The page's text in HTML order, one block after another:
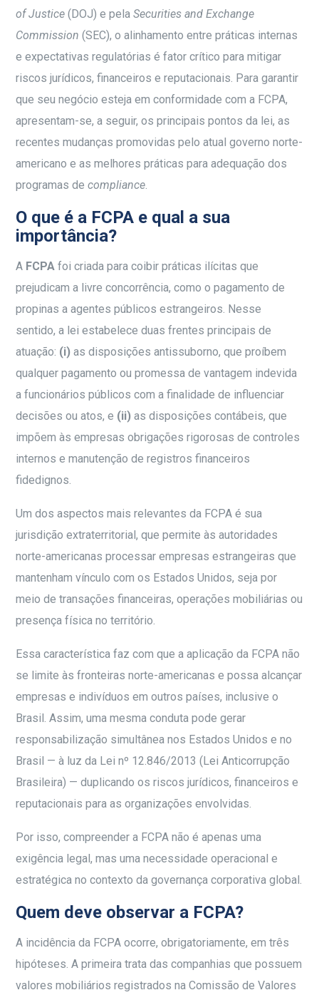
of Justice (DOJ) e pelaSecurities and Exchange
Commission (SEC), o alinhamento entre práticas internas
e expectativas regulatórias é fator crítico para mitigar
riscos jurídicos, financeiros e reputacionais. Para garantir
que seu negócio esteja em conformidade com a FCPA,
apresentam-se, a seguir, os principais pontos da lei, as
recentes mudanças promovidas pelo atual governo norte-
americano e as melhores práticas para adequação dos
programas decompliance
O que é a FCPA e qual a sua
importância?
A FCPA foi criada para coibir práticas ilícitas que
prejudicam a livre concorrência, como o pagamento de
propinas a agentes públicos estrangeiros. Nesse
sentido, a lei estabelece duas frentes principais de
atuação: (i) as disposições antissuborno, que proíbem
qualquer pagamento ou promessa de vantagem indevida
a funcionários públicos com a finalidade de influenciar
decisões ou atos, e (ii) as disposições contábeis, que
impõem às empresas obrigações rigorosas de controles
internos e manutenção de registros financeiros
fidedignos.
Um dos aspectos mais relevantes da FCPA é sua
jurisdição extraterritorial, que permite às autoridades
norte-americanas processar empresas estrangeiras que
mantenham vínculo com os Estados Unidos, seja por
meio de transações financeiras, operações mobiliárias ou
presença física no território.
Essa característica faz com que a aplicação da FCPA não
se limite às fronteiras norte-americanas e possa alcançar
empresas e indivíduos em outros países, inclusive o
Brasil. Assim, uma mesma conduta pode gerar
responsabilização simultânea nos Estados Unidos e no
Brasil — à luz da Lei nº 12.846/2013 (Lei Anticorrupção
Brasileira) — duplicando os riscos jurídicos, financeiros e
reputacionais para as organizações envolvidas.
Por isso, compreender a FCPA não é apenas uma
exigência legal, mas uma necessidade operacional e
estratégica no contexto da governança corporativa global.
Quem deve observar a FCPA?
A incidência da FCPA ocorre, obrigatoriamente, em três
hipóteses. A primeira trata das companhias que possuem
valores mobiliários registrados na Comissão de Valores